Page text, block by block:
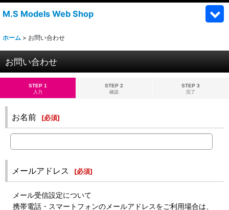
M.S Models Web Shop
ホーム > お問い合わせ
お問い合わせ
STEP 1
入力
STEP 2
確認
STEP 3
完了
お名前 [必須]
メールアドレス [必須]
メール受信設定について
携帯電話・スマートフォンのメールアドレスをご利用場合は、